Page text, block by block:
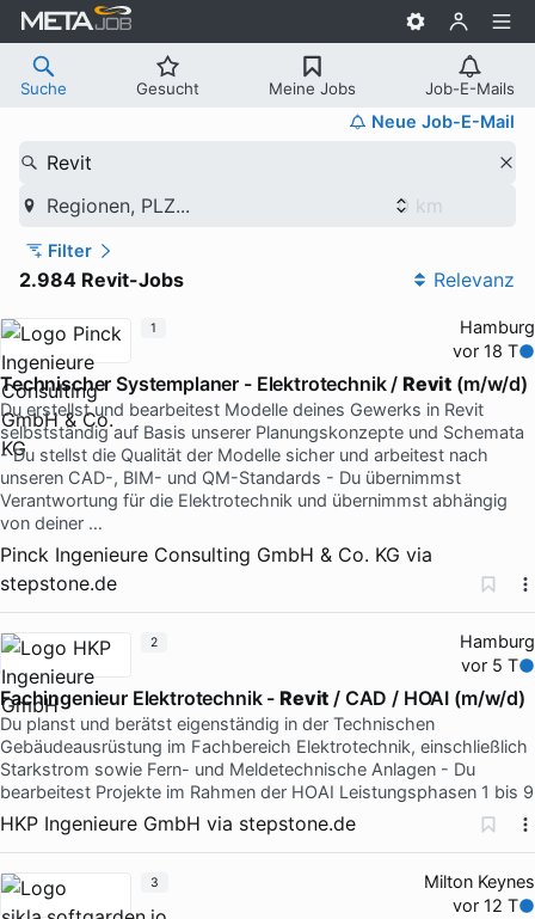
Suche Gesucht Meine Jobs Job-E-Mails
Neue Job-E-Mail
Revit
Regionen, PLZ...
Filter
2.984 Revit-Jobs Relevanz
Hamburg
vor 18 T
Technischer Systemplaner - Elektrotechnik / Revit (m/w/d)
Du erstellst und bearbeitest Modelle deines Gewerks in Revit
selbstständig auf Basis unserer Planungskonzepte und Schemata
- Du stellst die Qualität der Modelle sicher und arbeitest nach
unseren CAD-, BIM- und QM-Standards - Du übernimmst
Verantwortung für die Elektrotechnik und übernimmst abhängig
von deiner …
Pinck Ingenieure Consulting GmbH & Co. KG via
stepstone.de
1
Hamburg
vor 5 T
Fachingenieur Elektrotechnik -Revit / CAD / HOAI (m/w/d)
Du planst und berätst eigenständig in der Technischen
Gebäudeausrüstung im Fachbereich Elektrotechnik, einschließlich
Starkstrom sowie Fern- und Meldetechnische Anlagen - Du
bearbeitest Projekte im Rahmen der HOAI Leistungsphasen 1 bis 9
HKP Ingenieure GmbH via stepstone.de
2
Milton Keynes
vor 12 T
3